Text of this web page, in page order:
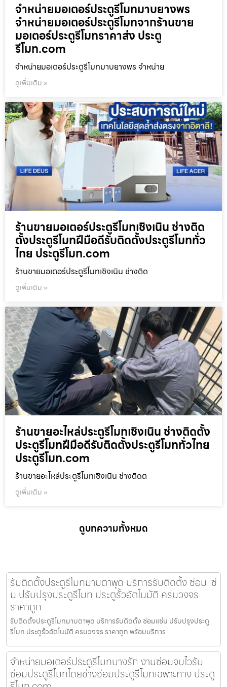
จำหน่ายมอเตอร์ประตูรีโมทมาบยางพร
จำหน่ายมอเตอร์ประตูรีโมทจากร้านขาย
มอเตอร์ประตูรีโมทราคาส่ง ประตู
รีโมท.com
จำหน่ายมอเตอร์ประตูรีโมทมาบยางพร จำหน่าย
ดูเพิ่มเติม »
ร้านขายมอเตอร์ประตูรีโมทเชิงเนิน ช่างติด
ตั้งประตูรีโมทฝีมือดีรับติดตั้งประตูรีโมททั่ว
ไทย ประตูรีโมท.com
ร้านขายมอเตอร์ประตูรีโมทเชิงเนิน ช่างติด
ดูเพิ่มเติม »
ร้านขายอะไหล่ประตูรีโมทเชิงเนิน ช่างติดตั้ง
ประตูรีโมทฝีมือดีรับติดตั้งประตูรีโมททั่วไทย
ประตูรีโมท.com
ร้านขายอะไหล่ประตูรีโมทเชิงเนิน ช่างติดต
ดูเพิ่มเติม »
ดูบทความทั้งหมด
รับติดตั้งประตูรีโมทมาบตาพุด บริการรับติดตั้ง ซ่อมแซ่
ม ปรับปรุงประตูรีโมท ประตูรั้วอัตโนมัติ ครบวงจร
ราคาถูก
รับติดตั้งประตูรีโมทมาบตาพุด บริการรับติดตั้ง ซ่อมแซ่ม ปรับปรุงประตู
รีโมท ประตูรั้วอัตโนมัติ ครบวงจร ราคาถูก พร้อมบริการ
จำหน่ายมอเตอร์ประตูรีโมทบางรัก งานซ่อมจบไวรับ
ซ่อมประตูรีโมทโดยช่างซ่อมประตูรีโมทเฉพาะทาง ประตู